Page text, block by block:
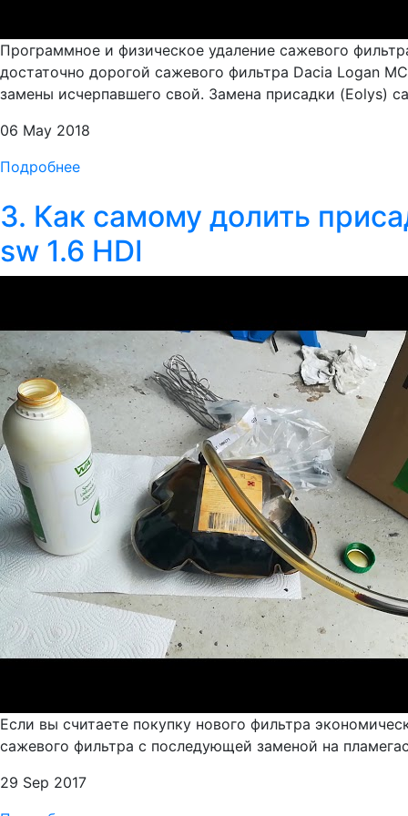
Программное и физическое удаление сажевого
достаточно дорогой сажевого фильтра Dacia Logan
замены исчерпавшего свой. Замена присадки (Eolys)
06 May 2018
Подробнее
3. Как самому долить
sw 1.6 HDI
Если вы считаете покупку нового фильтра
сажевого фильтра с последующей заменой на
29 Sep 2017